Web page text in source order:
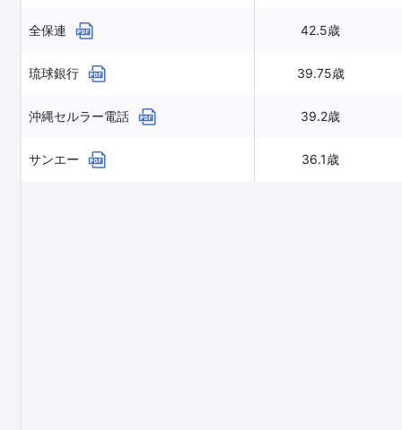
全保連 42.5歳
琉球銀行 39.75歳
沖縄セルラー電話 39.2歳
サンエー 36.1歳